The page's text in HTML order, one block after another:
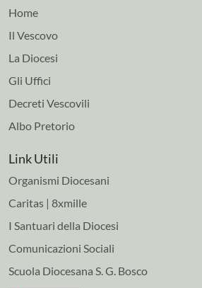
Home
Il Vescovo
La Diocesi
Gli Uffici
Decreti Vescovili
Albo Pretorio
Link Utili
Organismi Diocesani
Caritas | 8xmille
I Santuari della Diocesi
Comunicazioni Sociali
Scuola Diocesana S. G. Bosco